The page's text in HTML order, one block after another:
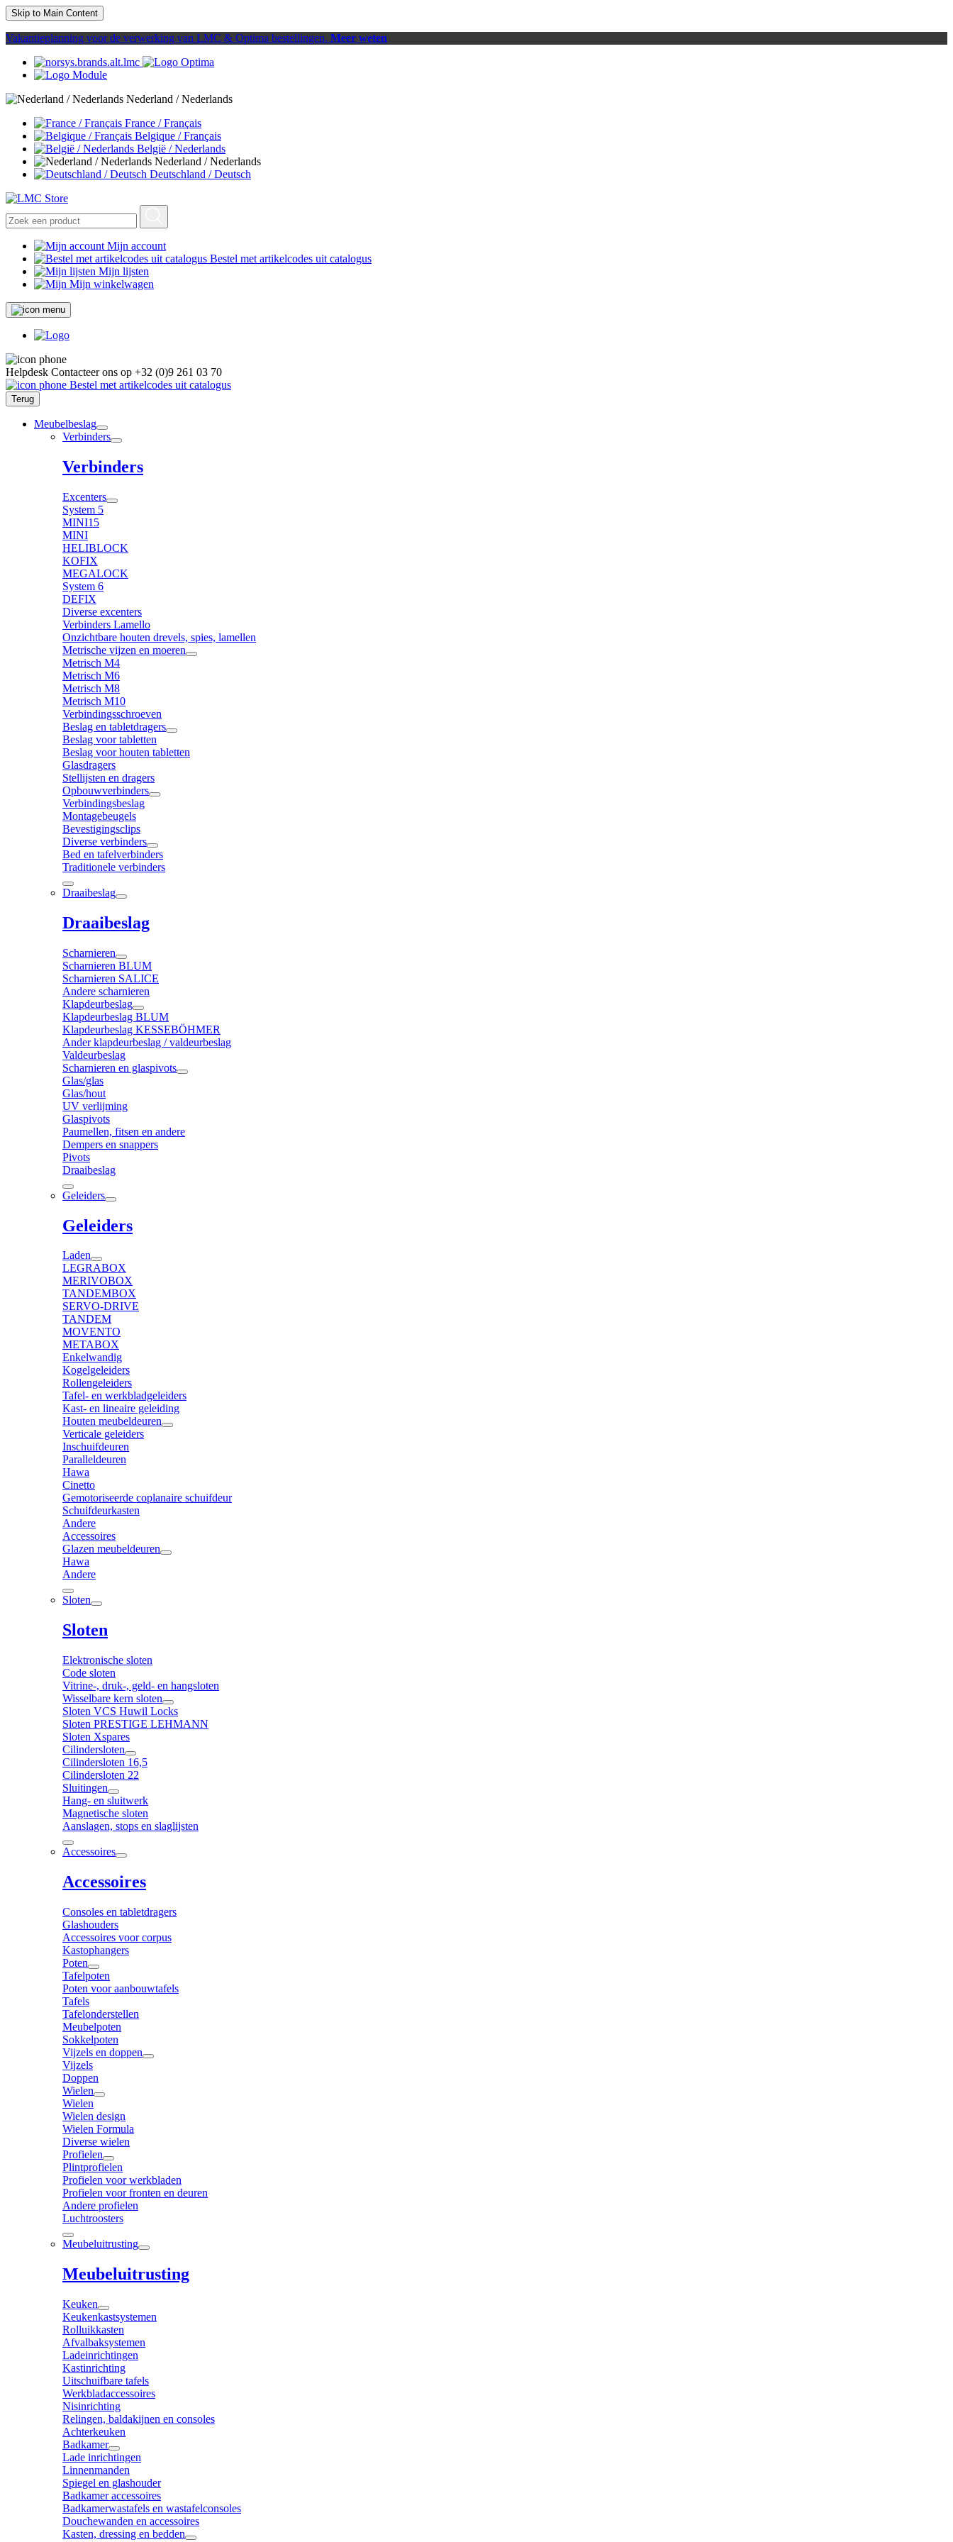
Skip to Main Content
Vakantieplanning voor de verwerking van LMC & Optima bestellingen. Meer weten
Nederland / Nederlands
France / Français
Belgique / Français
België / Nederlands
Nederland / Nederlands
Deutschland / Deutsch
Mijn account
Bestel met artikelcodes uit catalogus
Mijn lijsten
Mijn winkelwagen
Helpdesk Contacteer ons op +32 (0)9 261 03 70
Bestel met artikelcodes uit catalogus
Terug
Meubelbeslag
Verbinders
Verbinders
Excenters
System 5
MINI15
MINI
HELIBLOCK
KOFIX
MEGALOCK
System 6
DEFIX
Diverse excenters
Verbinders Lamello
Onzichtbare houten drevels, spies, lamellen
Metrische vijzen en moeren
Metrisch M4
Metrisch M6
Metrisch M8
Metrisch M10
Verbindingsschroeven
Beslag en tabletdragers
Beslag voor tabletten
Beslag voor houten tabletten
Glasdragers
Stellijsten en dragers
Opbouwverbinders
Verbindingsbeslag
Montagebeugels
Bevestigingsclips
Diverse verbinders
Bed en tafelverbinders
Traditionele verbinders
Draaibeslag
Draaibeslag
Scharnieren
Scharnieren BLUM
Scharnieren SALICE
Andere scharnieren
Klapdeurbeslag
Klapdeurbeslag BLUM
Klapdeurbeslag KESSEBÖHMER
Ander klapdeurbeslag / valdeurbeslag
Valdeurbeslag
Scharnieren en glaspivots
Glas/glas
Glas/hout
UV verlijming
Glaspivots
Paumellen, fitsen en andere
Dempers en snappers
Pivots
Draaibeslag
Geleiders
Geleiders
Laden
LEGRABOX
MERIVOBOX
TANDEMBOX
SERVO-DRIVE
TANDEM
MOVENTO
METABOX
Enkelwandig
Kogelgeleiders
Rollengeleiders
Tafel- en werkbladgeleiders
Kast- en lineaire geleiding
Houten meubeldeuren
Verticale geleiders
Inschuifdeuren
Paralleldeuren
Hawa
Cinetto
Gemotoriseerde coplanaire schuifdeur
Schuifdeurkasten
Andere
Accessoires
Glazen meubeldeuren
Hawa
Andere
Sloten
Sloten
Elektronische sloten
Code sloten
Vitrine-, druk-, geld- en hangsloten
Wisselbare kern sloten
Sloten VCS Huwil Locks
Sloten PRESTIGE LEHMANN
Sloten Xspares
Cilindersloten
Cilindersloten 16,5
Cilindersloten 22
Sluitingen
Hang- en sluitwerk
Magnetische sloten
Aanslagen, stops en slaglijsten
Accessoires
Accessoires
Consoles en tabletdragers
Glashouders
Accessoires voor corpus
Kastophangers
Poten
Tafelpoten
Poten voor aanbouwtafels
Tafels
Tafelonderstellen
Meubelpoten
Sokkelpoten
Vijzels en doppen
Vijzels
Doppen
Wielen
Wielen
Wielen design
Wielen Formula
Diverse wielen
Profielen
Plintprofielen
Profielen voor werkbladen
Profielen voor fronten en deuren
Andere profielen
Luchtroosters
Meubeluitrusting
Meubeluitrusting
Keuken
Keukenkastsystemen
Rolluikkasten
Afvalbaksystemen
Ladeinrichtingen
Kastinrichting
Uitschuifbare tafels
Werkbladaccessoires
Nisinrichting
Relingen, baldakijnen en consoles
Achterkeuken
Badkamer
Lade inrichtingen
Linnenmanden
Spiegel en glashouder
Badkamer accessoires
Badkamerwastafels en wastafelconsoles
Douchewanden en accessoires
Kasten, dressing en bedden